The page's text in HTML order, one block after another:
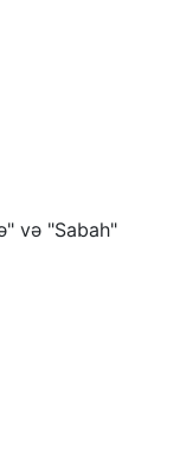
və "Sabah"